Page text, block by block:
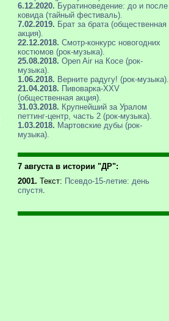
6.12.2020. Буратиноведение: до и после
ковида (тайный фестиваль).
7.02.2019. Брат за брата (общественная
акция).
22.12.2018. Смотр-конкурс новогодних
костюмов (рок-музыка).
25.08.2018. Open Air на Косе (рок-
музыка).
1.06.2018. Верните радугу! (рок-музыка).
21.04.2018. Пивоварка-XXV
(общественная акция).
31.03.2018. Крупнейший за Уралом
петтинг-центр, часть 2 (рок-музыка).
1.03.2018. Мартовские дубы (рок-
музыка).
7 августа в истории "ДР":
2001. Текст: Псевдо-15-летие: день
спустя.